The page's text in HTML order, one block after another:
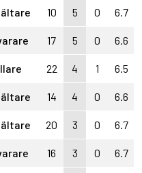
10 5 0 6.7
17 5 0 6.6
22 4 1 6.5
14 4 0 6.6
20 3 0 6.7
16 3 0 6.7